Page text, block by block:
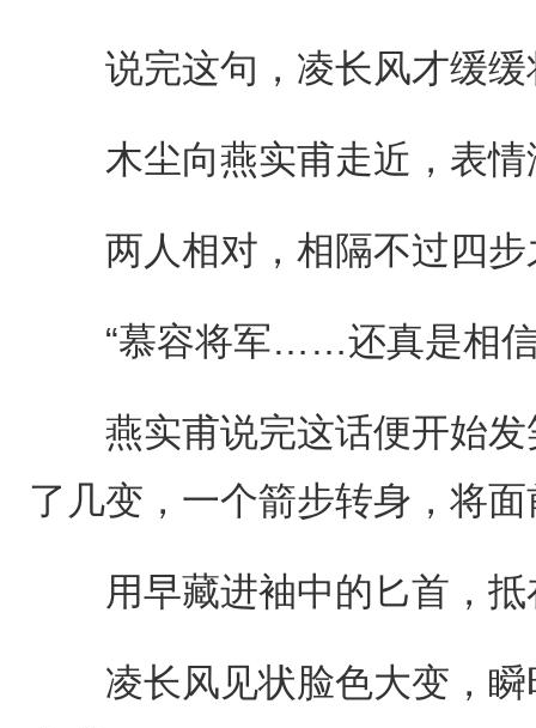
说完这句，凌长风才缓缓
木尘向燕实甫走近，表情
两人相对，相隔不过四步
“慕容将军……还真是相信
燕实甫说完这话便开始发
了几变，一个箭步转身，将
用早藏进袖中的匕首，抵
凌长风见状脸色大变，瞬